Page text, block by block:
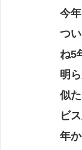
今
つ
ね5
明
似
ビ
年